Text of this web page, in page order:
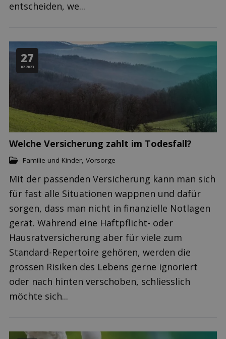
entscheiden, we...
27
02.2023
Welche Versicherung zahlt im Todesfall?
Familie und Kinder Vorsorge
Mit der passenden Versicherung kann man sich
für fast alle Situationen wappnen und dafür
sorgen, dass man nicht in finanzielle Notlagen
gerät. Während eine Haftpflicht- oder
Hausratversicherung aber für viele zum
Standard-Repertoire gehören, werden die
grossen Risiken des Lebens gerne ignoriert
oder nach hinten verschoben, schliesslich
möchte sich...